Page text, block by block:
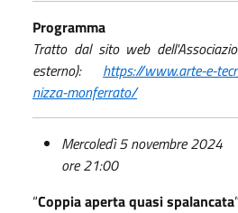
Programma
Tratto dal sito web
esterno): https://www.arte-e-
nizza-monferrato/
Mercoledì 5 novembre 2024
ore 21:00
“Coppia aperta quasi spalancata